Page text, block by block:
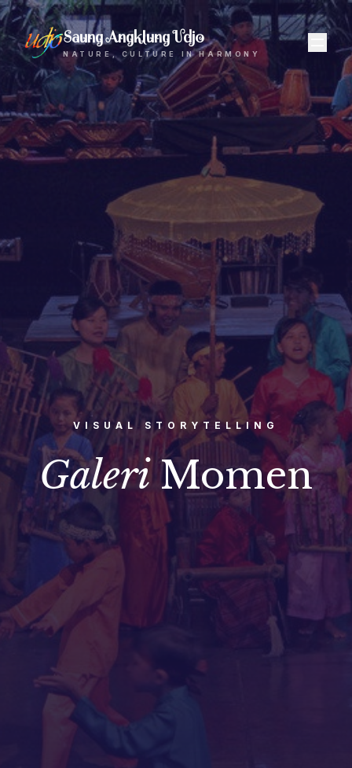
Saung Angklung Udjo
NATURE, CULTURE IN HARMONY
VISUAL STORYTELLING
GaleriMomen